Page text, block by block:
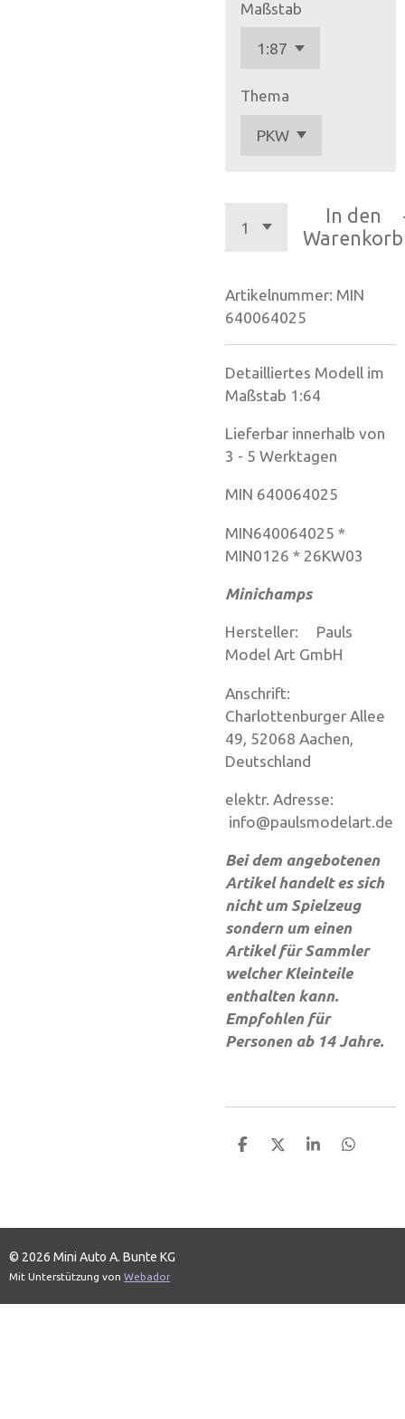
Maßstab
Thema
In den
Warenkorb
Artikelnummer: MIN
640064025
Detailliertes Modell im
Maßstab 1:64
Lieferbar innerhalb von
3 - 5 Werktagen
MIN 640064025
MIN640064025 *
MIN0126 * 26KW03
Minichamps
Hersteller: Pauls
Model Art GmbH
Anschrift:
Charlottenburger Allee
49, 52068 Aachen,
Deutschland
elektr. Adresse:
info@paulsmodelart.de
Bei dem angebotenen
Artikel handelt es sich
nicht um Spielzeug
sondern um einen
Artikel für Sammler
welcher Kleinteile
enthalten kann.
Empfohlen für
Personen ab 14 Jahre.
T
n
T
n
T
n
T
n
© 2026 Mini Auto A. Bunte KG
Mit Unterstützung von Webador